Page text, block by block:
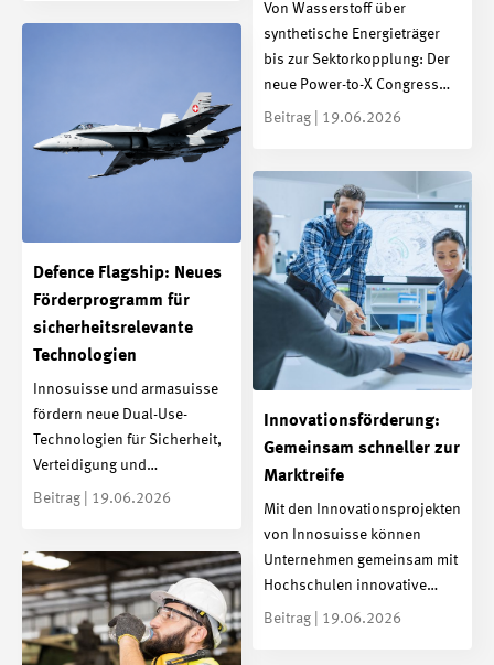
Von Wasserstoff über
synthetische Energieträger
bis zur Sektorkopplung: Der
neue Power-to-X Congress…
Beitrag | 19.06.2026
Defence Flagship: Neues
Förderprogramm für
sicherheitsrelevante
Technologien
Innosuisse und armasuisse
fördern neue Dual-Use-
Technologien für Sicherheit,
Verteidigung und…
Beitrag | 19.06.2026
Innovationsförderung:
Gemeinsam schneller zur
Marktreife
Mit den Innovationsprojekten
von Innosuisse können
Unternehmen gemeinsam mit
Hochschulen innovative…
Beitrag | 19.06.2026